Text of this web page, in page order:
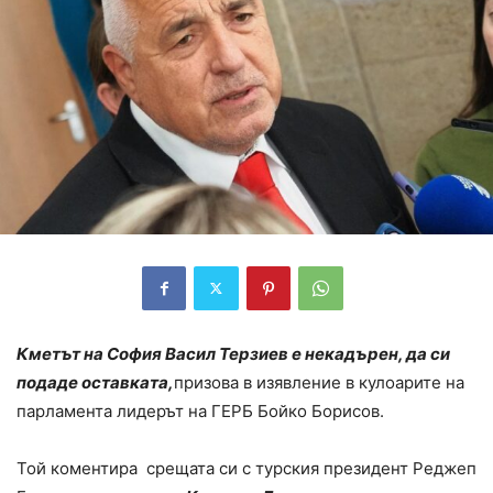
Кметът на София Васил Терзиев е некадърен, да си
подаде оставката,призова в изявление в кулоарите на
парламента лидерът на ГЕРБ Бойко Борисов.
Той коментира срещата си с турския президент Реджеп